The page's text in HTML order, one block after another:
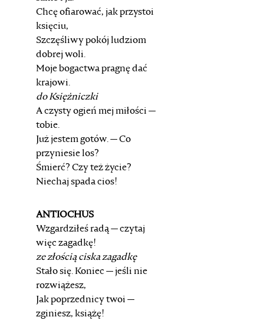
Chcę ofiarować, jak przystoi
księciu,
Szczęśliwy pokój ludziom
dobrej woli.
Moje bogactwa pragnę dać
krajowi.
do Księżniczki
A czysty ogień mej miłości —
tobie.
Już jestem gotów. — Co
przyniesie los?
Śmierć? Czy też życie?
Niechaj spada cios!
ANTIOCHUS
Wzgardziłeś radą — czytaj
więc zagadkę!
ze złością ciska zagadkę
Stało się. Koniec — jeśli nie
rozwiążesz,
Jak poprzednicy twoi —
zginiesz, książę!